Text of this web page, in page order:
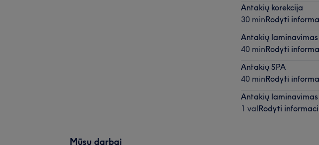
Antakių korekcija
30 minRodyti
Antakių
40 minRodyti
Antakių SPA
40 minRodyti
Antakių
1 valRodyti
Mūsų darbai